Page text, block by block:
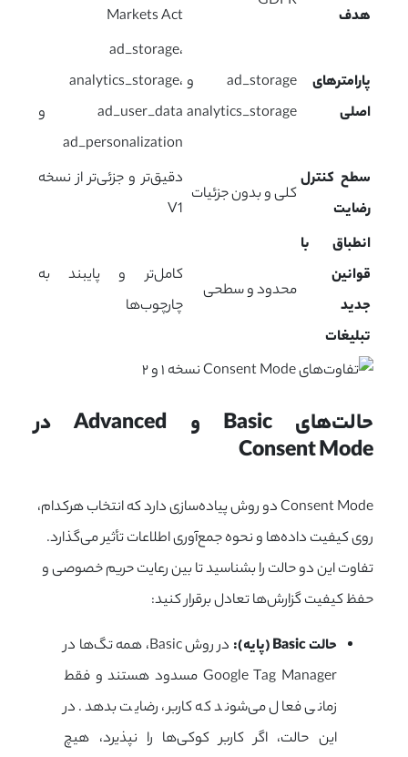
هدف Markets Act
پارامترهای
اصلی
ad_storage و
analytics_storage
ad_storage،
analytics_storage،
ad_user_data و
ad_personalization
سطح کنترل
رضایت
کلی و بدون جزئیات
دقیق‌تر و جزئی‌تر از نسخه
V1
انطباق با
قوانین
جدید
تبلیغات
محدود و سطحی
کامل‌تر و پایبند به
چارچوب‌ها
حالت‌های Basic و Advanced در
Consent Mode
Consent Mode دو روش پیاده‌سازی دارد که انتخاب هرکدام،
روی کیفیت داده‌ها و نحوه جمع‌آوری اطلاعات تأثیر می‌گذارد.
تفاوت این دو حالت را بشناسید تا بین رعایت حریم خصوصی و
حفظ کیفیت گزارش‌ها تعادل برقرار کنید:
حالت Basic (پایه):
در روش Basic، همه تگ‌ها در
Google Tag Manager مسدود هستند و فقط
زمانی فعال می‌شوند که کاربر، رضایت بدهد. در
این حالت، اگر کاربر کوکی‌ها را نپذیرد، هیچ